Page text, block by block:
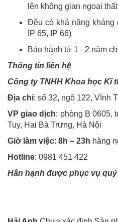
lên không gian ngoại thất
Đều có khả năng
IP 65, IP 66)
Bảo hành từ 1 - 2 năm
Thông tin liên hệ
Công ty TNHH Khoa học Kĩ
Địa chỉ: số 32, ngõ 122, Vĩnh
VP giao dịch: phòng B 0605,
Tuy, Hai Bà Trưng, Hà Nội
Giờ làm việc: 8h – 23h hàng
Hotline: 0981 451 422
Hân hạnh được phục vụ